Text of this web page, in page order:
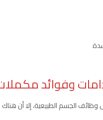
وفوائد
الجسم الطبيعية، إلا أن